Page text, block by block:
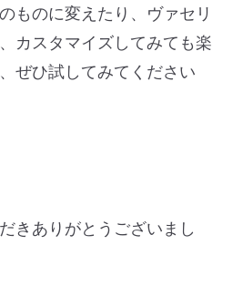
ものに変えたり、ヴァセリ
カスタマイズしてみても楽
ぜひ試してみてください
きありがとうございまし